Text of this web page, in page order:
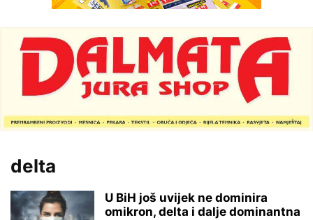
delta
U BiH još uvijek ne dominira
omikron, delta i dalje dominantna